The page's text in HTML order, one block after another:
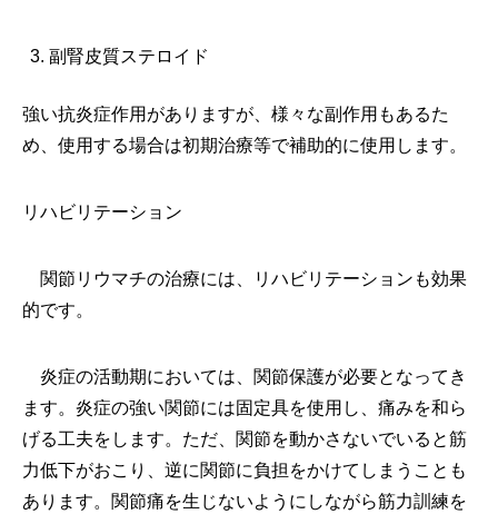
副腎皮質ステロイド
強い抗炎症作用がありますが、様々な副作用もあるた
め、使用する場合は初期治療等で補助的に使用します。
リハビリテーション
関節リウマチの治療には、リハビリテーションも効果
的です。
炎症の活動期においては、関節保護が必要となってき
ます。炎症の強い関節には固定具を使用し、痛みを和ら
げる工夫をします。ただ、関節を動かさないでいると筋
力低下がおこり、逆に関節に負担をかけてしまうことも
あります。関節痛を生じないようにしながら筋力訓練を